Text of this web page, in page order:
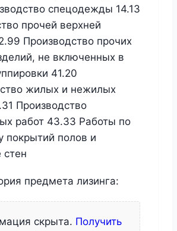
спецодежды 14.13
прочей верхней
Производство прочих
не включенных в
41.20
жилых и нежилых
Производство
работ 43.33 Работы по
покрытий полов и
стен
предмета лизинга:
скрыта. Получить